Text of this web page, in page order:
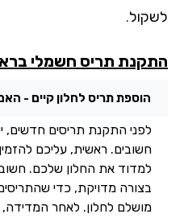
תריס חשמלי בראש
הוספת תריס לחלון קיים - האם זה
לפני התקנת תריסים חדשים, יש
חשובים. ראשית, עליכם להזמין
למדוד את החלון שלכם. חשוב
בצורה מדויקת, כדי שהתריסים
מושלם לחלון. לאחר המדידה,